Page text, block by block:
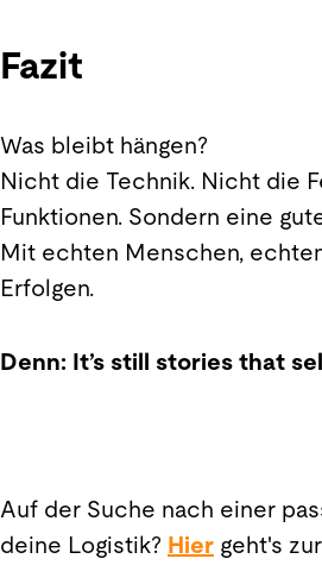
Fazit
Was bleibt hängen?
Nicht die Technik. Nicht die
Funktionen. Sondern eine
Mit echten Menschen,
Erfolgen.
Denn: It’s still stories that
Auf der Suche nach einer
deine Logistik? Hier geht's zur